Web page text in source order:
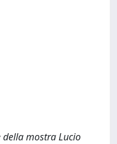
mostra Lucio